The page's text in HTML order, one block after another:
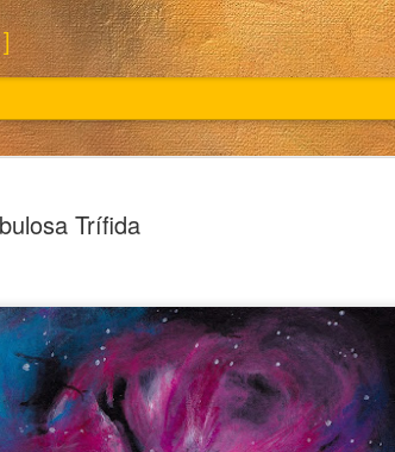
Trífida
de 2026 Manzana